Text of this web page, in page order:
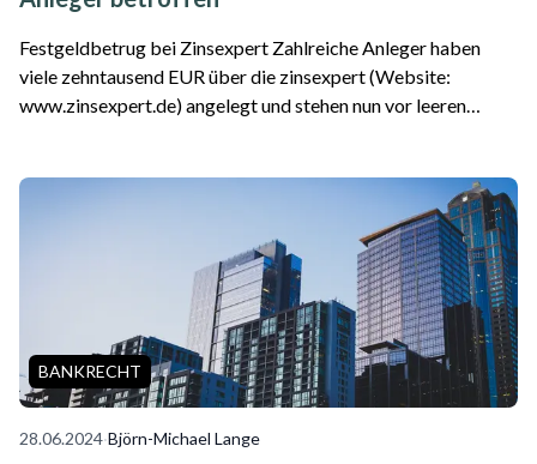
Festgeldbetrug bei Zinsexpert Zahlreiche Anleger haben
viele zehntausend EUR über die zinsexpert (Website:
www.zinsexpert.de) angelegt und stehen nun vor leeren
BANKRECHT
28.06.2024·Björn-Michael Lange